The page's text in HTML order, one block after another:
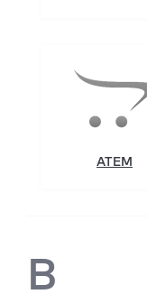
ATEM
B